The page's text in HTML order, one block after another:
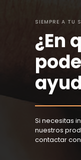
SIEMPRE A TU
¿En
Si necesitas
nuestros
contactar